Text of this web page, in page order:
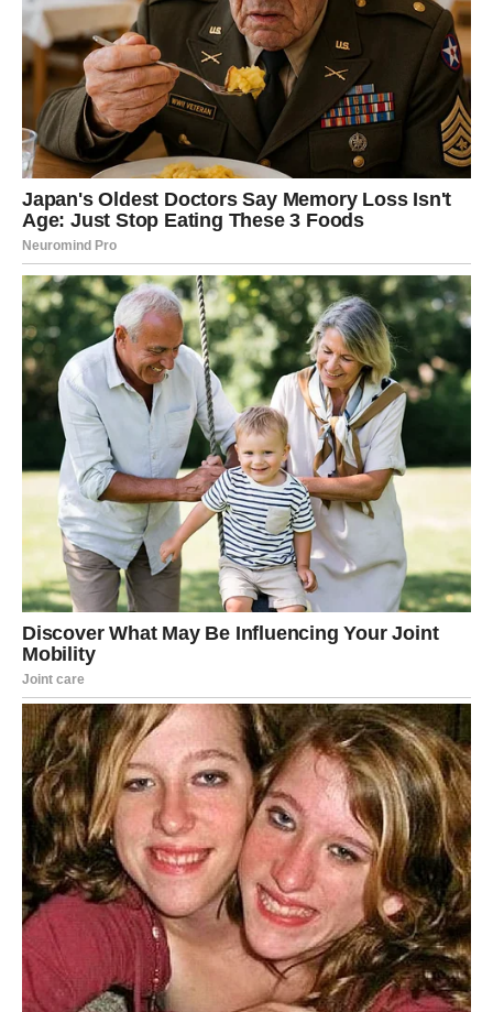
koja stiže sa svih strana promeniće vaše raspoloženje i
vratiti vam osmeh koji je dugo bio skriven iza umora i
razočaranja.
Biće trenutaka kada ćete zastati i shvatiti koliko se život
promenio. Upravo tada ćete razumeti da nijedna vaša
suza nije bila uzaludna.
Karma vam vraća veru u život
Postojali su dani kada ste mislili da vas sreća zaobilazi.
Koliko god da ste se trudili, činilo vam se da stalno
prolazite kroz borbe, prepreke i razočaranja. Ali karma
nikada ne zaboravlja dobre ljude.
Sve ono lepo što ste činili sada počinje da se vraća kroz
događaje koji će vas iznenaditi. Pred vama su dani puni
emocija, važnih preokreta i situacija koje će vam dokazati
da posle svake tame dolazi svetlost.
Shvatićete koliko život može biti lep
Najveća promena kod Lavova neće biti samo spoljašnja.
Prava promena dogodiće se u vašem srcu. Ponovo ćete
početi da verujete ljudima, ljubavi i sreći. Osetićete mir